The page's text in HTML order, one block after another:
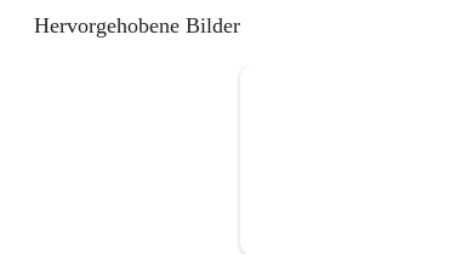
Hervorgehobene Bilder